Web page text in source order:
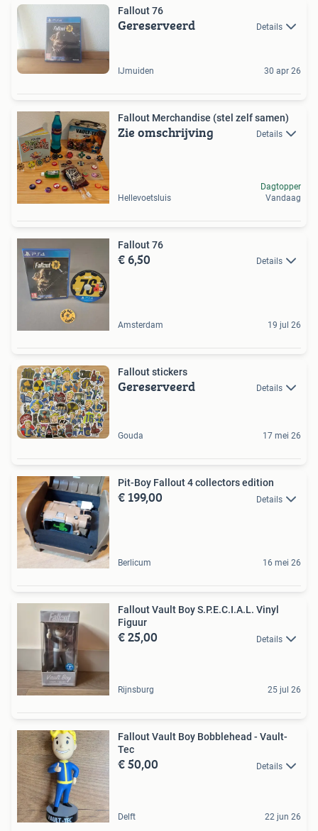
Fallout 76
Gereserveerd Details
IJmuiden 30 apr 26
Fallout Merchandise (stel zelf samen)
Zie omschrijving Details
Hellevoetsluis
Dagtopper
Vandaag
Fallout 76
€ 6,50 Details
Amsterdam 19 jul 26
Fallout stickers
Gereserveerd Details
Gouda 17 mei 26
Pit-Boy Fallout 4 collectors edition
€ 199,00 Details
Berlicum 16 mei 26
Fallout Vault Boy S.P.E.C.I.A.L. Vinyl
Figuur
€ 25,00 Details
Rijnsburg 25 jul 26
Fallout Vault Boy Bobblehead - Vault-
Tec
€ 50,00 Details
Delft 22 jun 26